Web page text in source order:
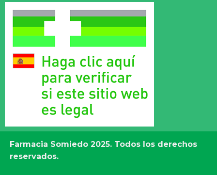
Farmacia Somiedo 2025. Todos los derechos
reservados.